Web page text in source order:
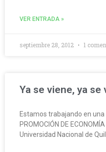
VER ENTRADA »
septiembre 28, 2012 1
Ya se viene, ya se
Estamos trabajando en una
PROMOCIÓN DE
Universidad Nacional de